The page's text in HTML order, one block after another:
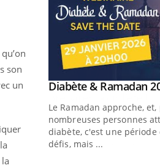
son
un
: se Youtube
Diabète & Ramadan
Le Ramadan approche,
nombreuses personnes
diabète, c'est une période
défis, mais ...